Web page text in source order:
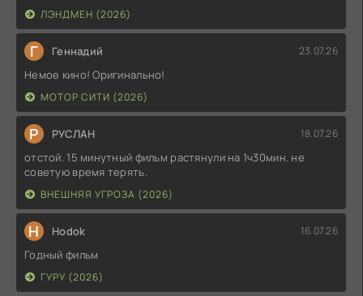
ЛЭНДМЕН (2026)
Г Геннадий 23.07.26
Немое кино! Оригинально!
МОТОР СИТИ (2026)
Р РУСЛАН 18.07.26
отстой. 15 минутный фильм растянули на 1ч30мин. не
советую время терять.
ВНЕШНЯЯ УГРОЗА (2026)
H Hodok 16.07.26
Годный фильм
ГУРУ (2026)